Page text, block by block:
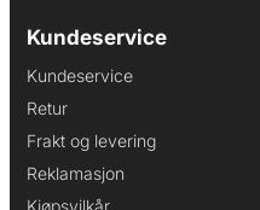
Kundeservice
Kundeservice
Retur
Frakt og levering
Reklamasjon
Kjøpsvilkår